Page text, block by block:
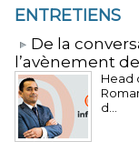
ENTRETIENS
​De la
l’avènement
Head
d...